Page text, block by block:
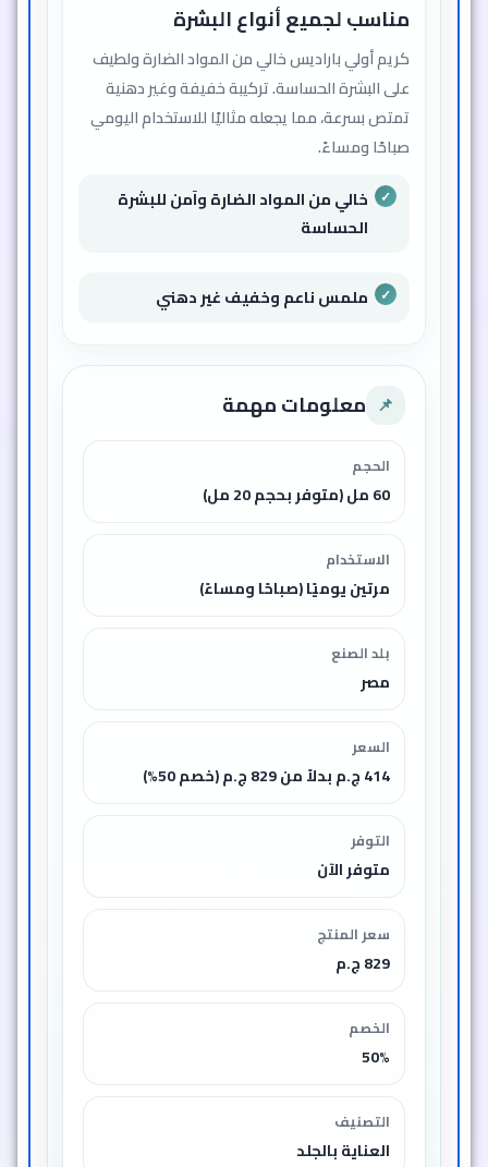
مناسب لجميع أنواع البشرة
كريم أولي باراديس خالي من المواد الضارة ولطيف
على البشرة الحساسة. تركيبة خفيفة وغير دهنية
تمتص بسرعة، مما يجعله مثاليًا للاستخدام اليومي
صباحًا ومساءً.
خالي من المواد الضارة وآمن للبشرة
الحساسة
ملمس ناعم وخفيف غير دهني
📌 معلومات مهمة
الحجم
60 مل (متوفر بحجم 20 مل)
الاستخدام
مرتين يوميًا (صباحًا ومساءً)
بلد الصنع
مصر
السعر
414 ج.م بدلاً من 829 ج.م (خصم 50%)
التوفر
متوفر الآن
سعر المنتج
829 ج.م
الخصم
50%
التصنيف
العناية بالجلد